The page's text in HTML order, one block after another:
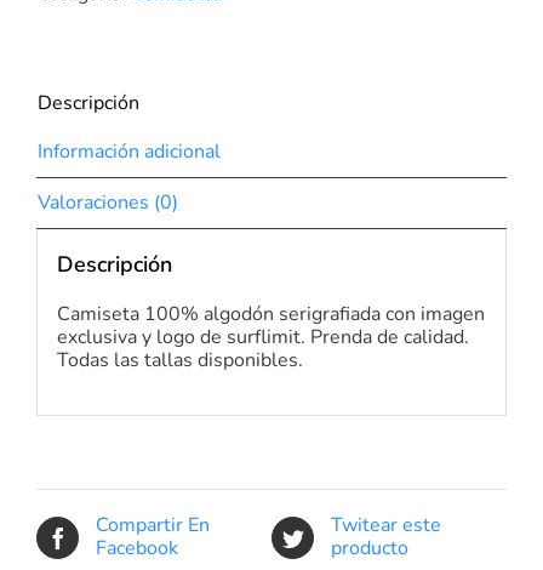
Descripción
Información adicional
Valoraciones (0)
Descripción
Camiseta 100% algodón serigrafiada con imagen
exclusiva y logo de surflimit. Prenda de calidad.
Todas las tallas disponibles.
Compartir En
Facebook
Twitear este
producto